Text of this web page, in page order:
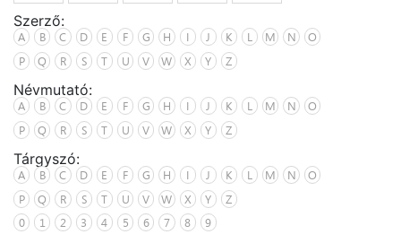
Szerző:
A B C D E F G H I J K L M N
O
P
Q R S T U V W X Y Z
Névmutató:
A B C D E F G H I J K L M N
O
P
Q R S T U V W X Y Z
Tárgyszó:
A B C D E F G H I J K L M N
O
P
Q R S T U V W X Y
Z
0
1 2 3 4 5 6 7 8 9